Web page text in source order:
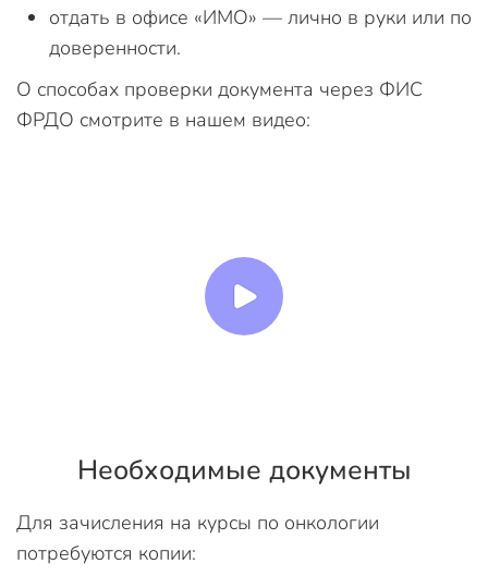
отдать в офисе «ИМО» — лично в руки или по
доверенности.
О способах проверки документа через ФИС
ФРДО смотрите в нашем видео:
Необходимые документы
Для зачисления на курсы по онкологии
потребуются копии: